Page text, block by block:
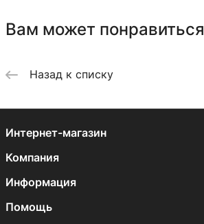
Вам может понравиться
Назад к списку
Интернет-магазин
Компания
Информация
Помощь